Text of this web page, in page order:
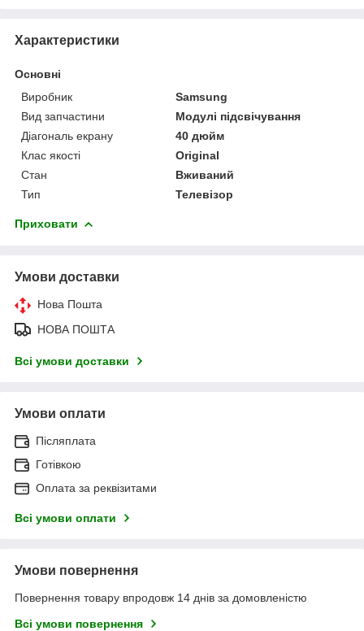
Характеристики
Основні
Виробник
Samsung
Вид запчастини
Модулі підсвічування
Діагональ екрану
40 дюйм
Клас якості
Original
Стан
Вживаний
Тип
Телевізор
Приховати
Умови доставки
Нова Пошта
НОВА ПОШТА
Всі умови доставки
Умови оплати
Післяплата
Готівкою
Оплата за реквізитами
Всі умови оплати
Умови повернення
Повернення товару впродовж 14 днів за домовленістю
Всі умови повернення